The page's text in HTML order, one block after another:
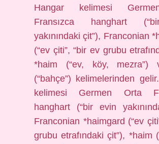
Hangar kelimesi
Fransızca hanghart
yakınındaki çit”), Franconian
(“ev çiti”, “bir ev grubu
*haim (“ev, köy, mezra”)
(“bahçe”) kelimelerinden
kelimesi Germen Orta
hanghart (“bir evin
Franconian *haimgard (“ev
grubu etrafındaki çit”), *haim